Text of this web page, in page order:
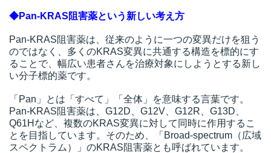
◆Pan-KRAS阻害薬という新しい考え方
Pan-KRAS阻害薬は、従来のように一つの変異だけを狙う
のではなく、多くのKRAS変異に共通する構造を標的にす
ることで、幅広い患者さんを治療対象にしようとする新し
い分子標的薬です。
「Pan」とは「すべて」「全体」を意味する言葉です。
Pan-KRAS阻害薬は、G12D、G12V、G12R、G13D、
Q61Hなど、複数のKRAS変異に対して同時に作用するこ
とを目指しています。そのため、「Broad-spectrum（広域
スペクトラム）」のKRAS阻害薬とも呼ばれています。